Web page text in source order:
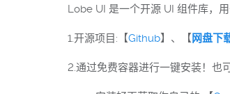
Lobe UI 是一个开源 UI 组件库，
1.开源项目:【Github】、【 网盘下
2.通过免费容器进行一键安装！也